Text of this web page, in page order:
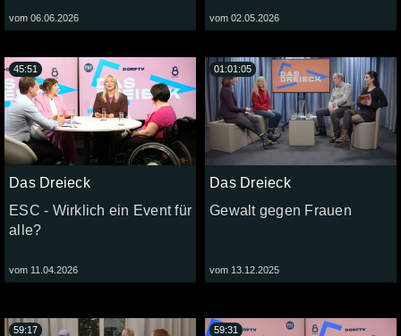
vom 06.06.2026 vom 02.05.2026
Das Dreieck
ESC - Wirklich ein Event für
alle?
vom 11.04.2026
45:51
Das Dreieck
Gewalt gegen Frauen
vom 13.12.2025
01:01:05
59:17 59:31